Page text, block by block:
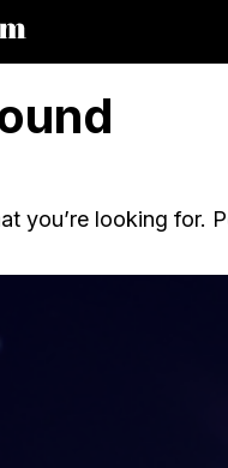
you’re looking for.